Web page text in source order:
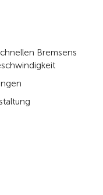
Bremsens